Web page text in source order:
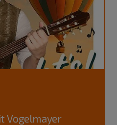
Vogelmayer